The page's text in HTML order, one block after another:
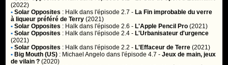
(2022)
• Solar Opposites : Halk dans l'épisode 2.7 - La Fin improbable du verre
à liqueur préféré de Terry (2021)
• Solar Opposites : Halk dans l'épisode 2.6 - L'Apple Pencil Pro (2021)
• Solar Opposites : Halk dans l'épisode 2.4 - L'Urbanisateur d'urgence
(2021)
• Solar Opposites : Halk dans l'épisode 2.2 - L'Effaceur de Terre (2021)
• Big Mouth (US) : Michael Angelo dans l'épisode 4.7 -Jeux de main, jeux
de vilain ? (2020)